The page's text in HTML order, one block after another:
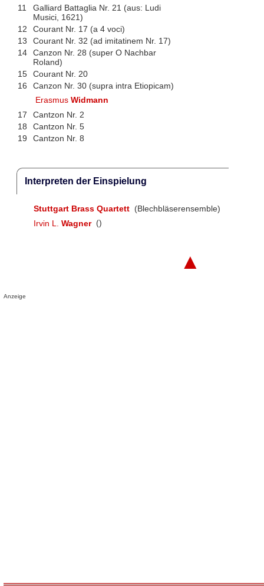
11
Galliard Battaglia Nr. 21 (aus: Ludi
Musici, 1621)
12
Courant Nr. 17 (a 4 voci)
13
Courant Nr. 32 (ad imitatinem Nr. 17)
14
Canzon Nr. 28 (super O Nachbar
Roland)
15
Courant Nr. 20
16
Canzon Nr. 30 (supra intra Etiopicam)
ErasmusWidmann
17
Cantzon Nr. 2
18
Cantzon Nr. 5
19
Cantzon Nr. 8
Interpreten der Einspielung
Stuttgart Brass Quartett (Blechbläserensemble)
Irvin L. Wagner ()
▲
Anzeige